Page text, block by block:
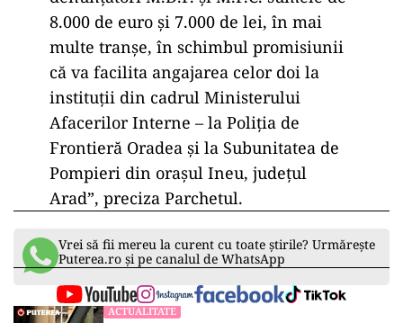
8.000 de euro şi 7.000 de lei, în mai
multe tranşe, în schimbul promisiunii
că va facilita angajarea celor doi la
instituţii din cadrul Ministerului
Afacerilor Interne – la Poliţia de
Frontieră Oradea şi la Subunitatea de
Pompieri din oraşul Ineu, judeţul
Arad”, preciza Parchetul.
Vrei să fii mereu la curent cu toate știrile? Urmărește
Puterea.ro și pe canalul de WhatsApp
ACTUALITATE